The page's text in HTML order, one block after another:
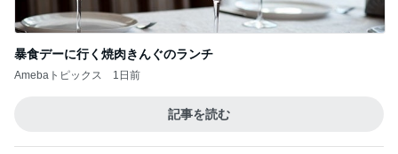
記事を読む
Amebaトピックス 14時間前